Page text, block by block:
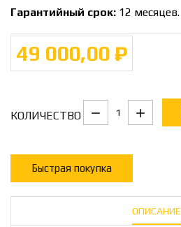
Гарантийный срок: 12 месяцев.
49 000,00 ₽
КОЛИЧЕСТВО
Быстрая покупка
ОПИСАНИЕ